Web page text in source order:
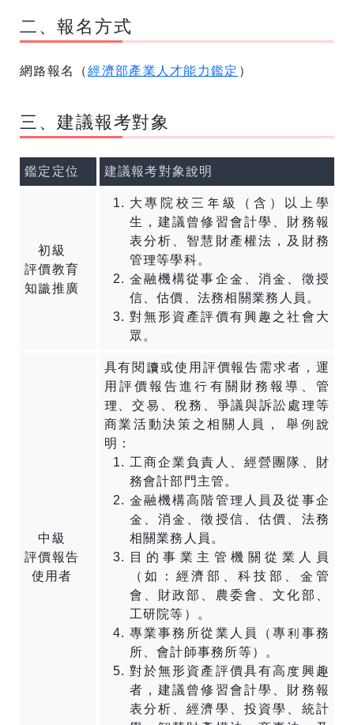
二、報名方式
網路報名（經濟部產業人才能力鑑定 ）
三、建議報考對象
鑑定定位 建議報考對象說明
初級
評價教育
知識推廣
大專院校三年級（含）以上學
生，建議曾修習會計學、財務報
表分析、智慧財產權法，及財務
管理等學科。
金融機構從事企金、消金、徵授
信、估價、法務相關業務人員。
對無形資產評價有興趣之社會大
眾。
中級
評價報告
使用者
具有閱讀或使用評價報告需求者，運
用評價報告進行有關財務報導、管
理、交易、稅務、爭議與訴訟處理等
商業活動決策之相關人員， 舉例說
明：
工商企業負責人、經營團隊、財
務會計部門主管。
金融機構高階管理人員及從事企
金、消金、徵授信、估價、法務
相關業務人員。
目的事業主管機關從業人員
（如：經濟部、科技部、金管
會、財政部、農委會、文化部、
工研院等）。
專業事務所從業人員（專利事務
所、會計師事務所等）。
對於無形資產評價具有高度興趣
者，建議曾修習會計學、財務報
表分析、經濟學、投資學、統計